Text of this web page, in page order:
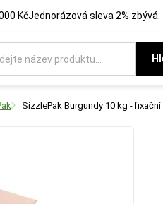
KčJednorázová sleva 2% zbývá:
SizzlePak Burgundy 10 kg - fixační